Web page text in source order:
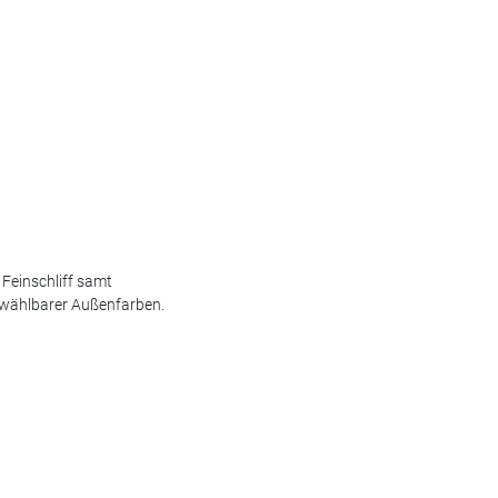
samt
Außenfarben.